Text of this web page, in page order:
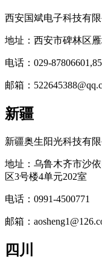
西安国斌电子科技有限
地址：西安市碑林区
电话：029-
邮箱：
新疆
新疆奥生阳光科技有限
地址：乌鲁木齐市沙
区3号楼4单元202室
电话：0991-4500771
邮箱：
四川